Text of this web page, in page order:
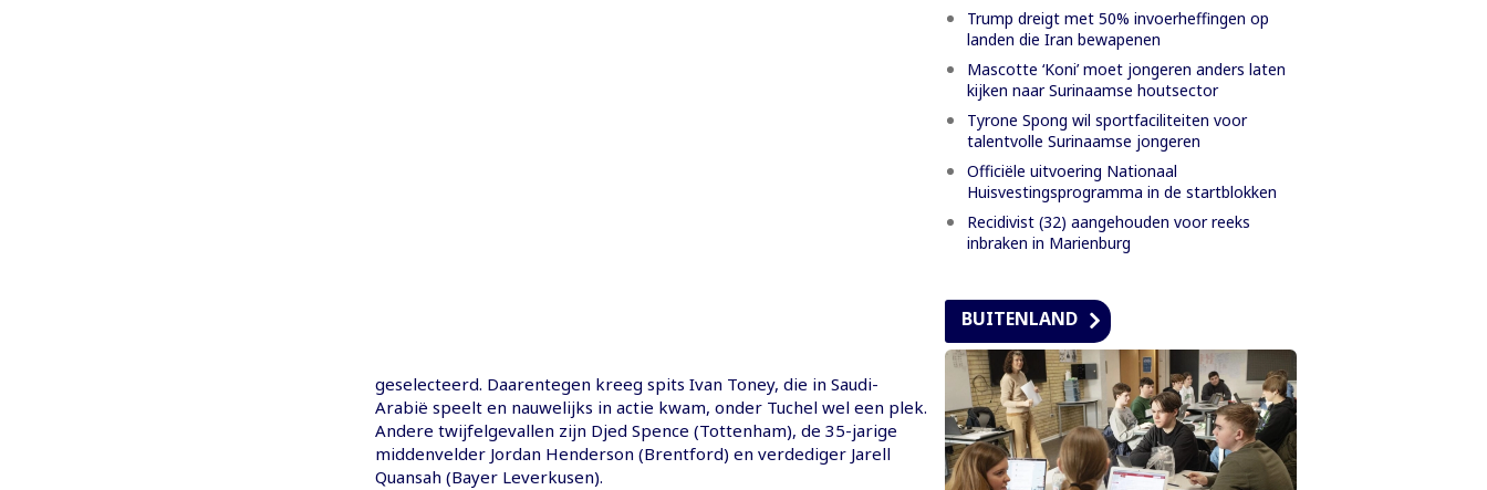
geselecteerd. Daarentegen kreeg spits Ivan Toney, die in Saudi-
Arabië speelt en nauwelijks in actie kwam, onder Tuchel wel een plek.
Andere twijfelgevallen zijn Djed Spence (Tottenham), de 35-jarige
middenvelder Jordan Henderson (Brentford) en verdediger Jarell
Quansah (Bayer Leverkusen).
Trump dreigt met 50% invoerheffingen op
landen die Iran bewapenen
Mascotte ‘Koni’ moet jongeren anders laten
kijken naar Surinaamse houtsector
Tyrone Spong wil sportfaciliteiten voor
talentvolle Surinaamse jongeren
Officiële uitvoering Nationaal
Huisvestingsprogramma in de startblokken
Recidivist (32) aangehouden voor reeks
inbraken in Marienburg
BUITENLAND